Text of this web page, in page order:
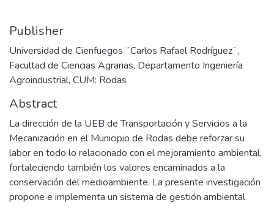
Publisher
Universidad de Cienfuegos ¨Carlos Rafael Rodríguez¨,
Facultad de Ciencias Agrarias, Departamento Ingeniería
Agroindustrial, CUM: Rodas
Abstract
La dirección de la UEB de Transportación y Servicios a la
Mecanización en el Municipio de Rodas debe reforzar su
labor en todo lo relacionado con el mejoramiento ambiental,
fortaleciendo también los valores encaminados a la
conservación del medioambiente. La presente investigación
propone e implementa un sistema de gestión ambiental